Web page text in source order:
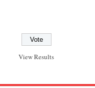
View Results